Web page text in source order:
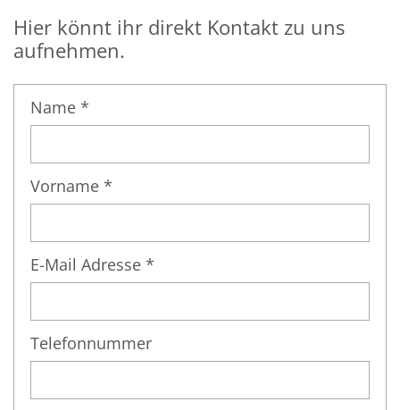
Hier könnt ihr direkt Kontakt zu uns
aufnehmen.
Name *
Vorname *
E-Mail Adresse *
Telefonnummer